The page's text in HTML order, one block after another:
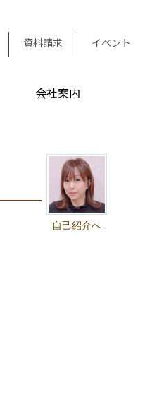
資料請求 イベント
会社案内
自己紹介へ